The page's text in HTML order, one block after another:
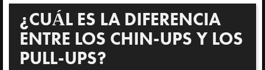
¿CUÁL ES LA DIFERENCIA
ENTRE LOS CHIN-UPS Y LOS
PULL-UPS?